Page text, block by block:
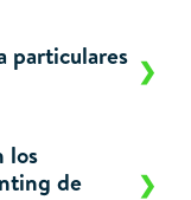
particulares
los
de